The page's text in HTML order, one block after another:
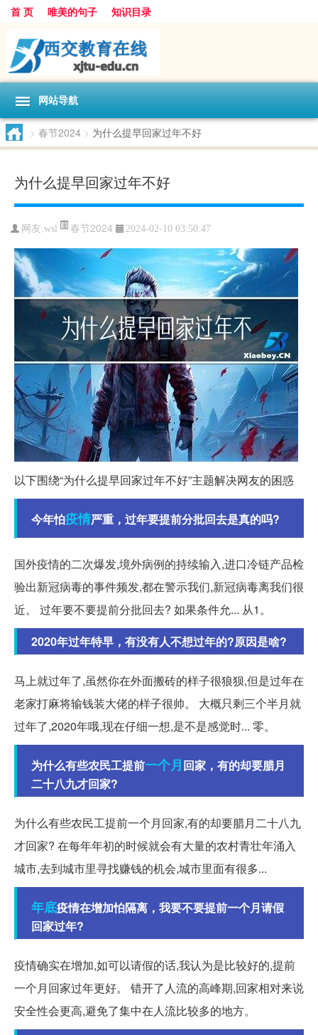
首 页 唯美的句子 知识目录
网站导航
> 春节2024 > 为什么提早回家过年不好
为什么提早回家过年不好
网友:wsl 春节2024 2024-02-10 03:50:47
以下围绕“为什么提早回家过年不好”主题解决网友的困惑
今年怕疫情严重，过年要提前分批回去是真的吗?
国外疫情的二次爆发,境外病例的持续输入,进口冷链产品检
验出新冠病毒的事件频发,都在警示我们,新冠病毒离我们很
近。 过年要不要提前分批回去? 如果条件允... 从1。
2020年过年特早，有没有人不想过年的?原因是啥?
马上就过年了,虽然你在外面搬砖的样子很狼狈,但是过年在
老家打麻将输钱装大佬的样子很帅。 大概只剩三个半月就
过年了,2020年哦,现在仔细一想,是不是感觉时... 零。
为什么有些农民工提前一个月回家，有的却要腊月
二十八九才回家?
为什么有些农民工提前一个月回家,有的却要腊月二十八九
才回家? 在每年年初的时候就会有大量的农村青壮年涌入
城市,去到城市里寻找赚钱的机会,城市里面有很多...
年底疫情在增加怕隔离，我要不要提前一个月请假
回家过年?
疫情确实在增加,如可以请假的话,我认为是比较好的,提前
一个月回家过年更好。 错开了人流的高峰期,回家相对来说
安全性会更高,避免了集中在人流比较多的地方。